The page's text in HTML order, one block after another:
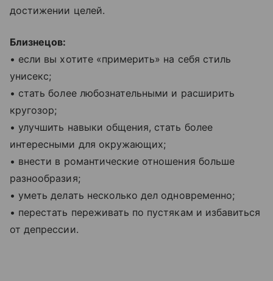
достижении целей.
Близнецов:
• если вы хотите «примерить» на себя стиль
унисекс;
• стать более любознательными и расширить
кругозор;
• улучшить навыки общения, стать более
интересными для окружающих;
• внести в романтические отношения больше
разнообразия;
• уметь делать несколько дел одновременно;
• перестать переживать по пустякам и избавиться
от депрессии.